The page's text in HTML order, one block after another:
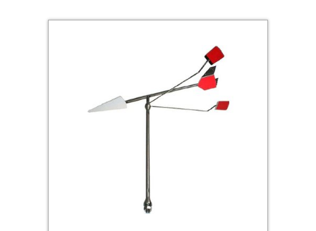
Крюки, кольца с шурупной резьбой